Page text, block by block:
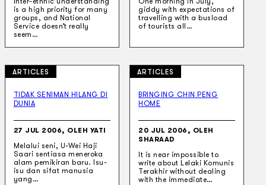
is a high priority for many
groups, and National
Service doesn’t really
seem…
giddy with expectations of
travelling with a busload
of tourists all…
ARTICLES
TIDAK SENIMAN HILANG DI
DUNIA
27 JUL 2006, OLEH YATI
Melalui seni, U-Wei Haji
Saari sentiasa meneroka
alam pemikiran baru. Isu-
isu dan sifat manusia
yang…
ARTICLES
BRINGING CHIN PENG
HOME
20 JUL 2006, OLEH
SHARAAD
It is near impossible to
write about Lelaki Komunis
Terakhir without dealing
with the immediate…